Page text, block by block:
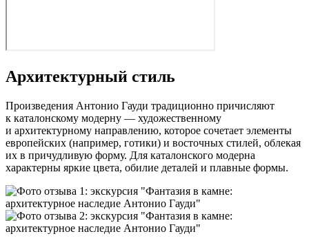
Архитектурный стиль
Произведения Антонио Гауди традиционно причисляют
к каталонскому модерну — художественному
и архитектурному направлению, которое сочетает элементы
европейских (например, готики) и восточных стилей, облекая
их в причудливую форму. Для каталонского модерна
характерны яркие цвета, обилие деталей и плавные формы.